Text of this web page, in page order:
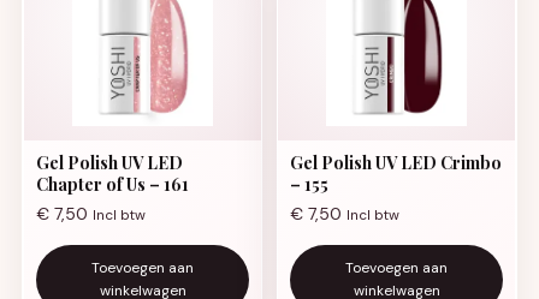
Gel Polish UV LED
Chapter of Us – 161
€ 7,50 Incl btw
Toevoegen aan
winkelwagen
Gel Polish UV LED Crimbo
– 155
€ 7,50 Incl btw
Toevoegen aan
winkelwagen